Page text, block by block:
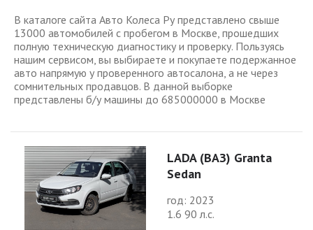
В каталоге сайта Авто Колеса Ру представлено свыше
13000 автомобилей с пробегом в Москве, прошедших
полную техническую диагностику и проверку. Пользуясь
нашим сервисом, вы выбираете и покупаете подержанное
авто напрямую у проверенного автосалона, а не через
сомнительных продавцов. В данной выборке
представлены б/у машины до 685000000 в Москве
LADA (ВАЗ) Granta
Sedan
год: 2023
1.6 90 л.с.